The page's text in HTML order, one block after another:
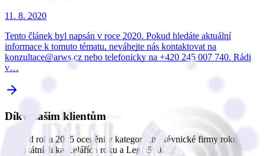
11. 8. 2020
Tento článek byl napsán v roce 2020. Pokud hledáte aktuální
informace k tomuto tématu, neváhejte nás kontaktovat na
konzultace@arws.cz nebo telefonicky na +420 245 007 740. Rádi
v…
Díky našim klientům
jsme od roku 2015 oceněni v kategoriích Právnické firmy roku,
Advokátních kancelářích roku a Legal500.